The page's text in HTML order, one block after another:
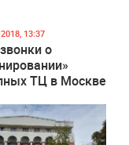
13:37
о
ТЦ в Москве